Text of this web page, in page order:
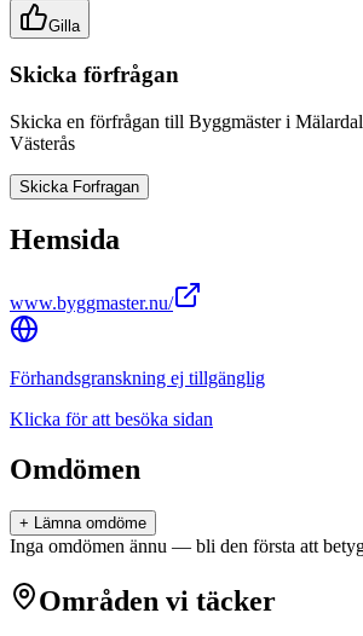
Gilla
Skicka förfrågan
Skicka en förfrågan till Byggmäster i
Västerås
Skicka Forfragan
Hemsida
www.byggmaster.nu/
Förhandsgranskning ej tillgänglig
Klicka för att besöka sidan
Omdömen
+ Lämna omdöme
Inga omdömen ännu — bli den första att
Områden vi täcker